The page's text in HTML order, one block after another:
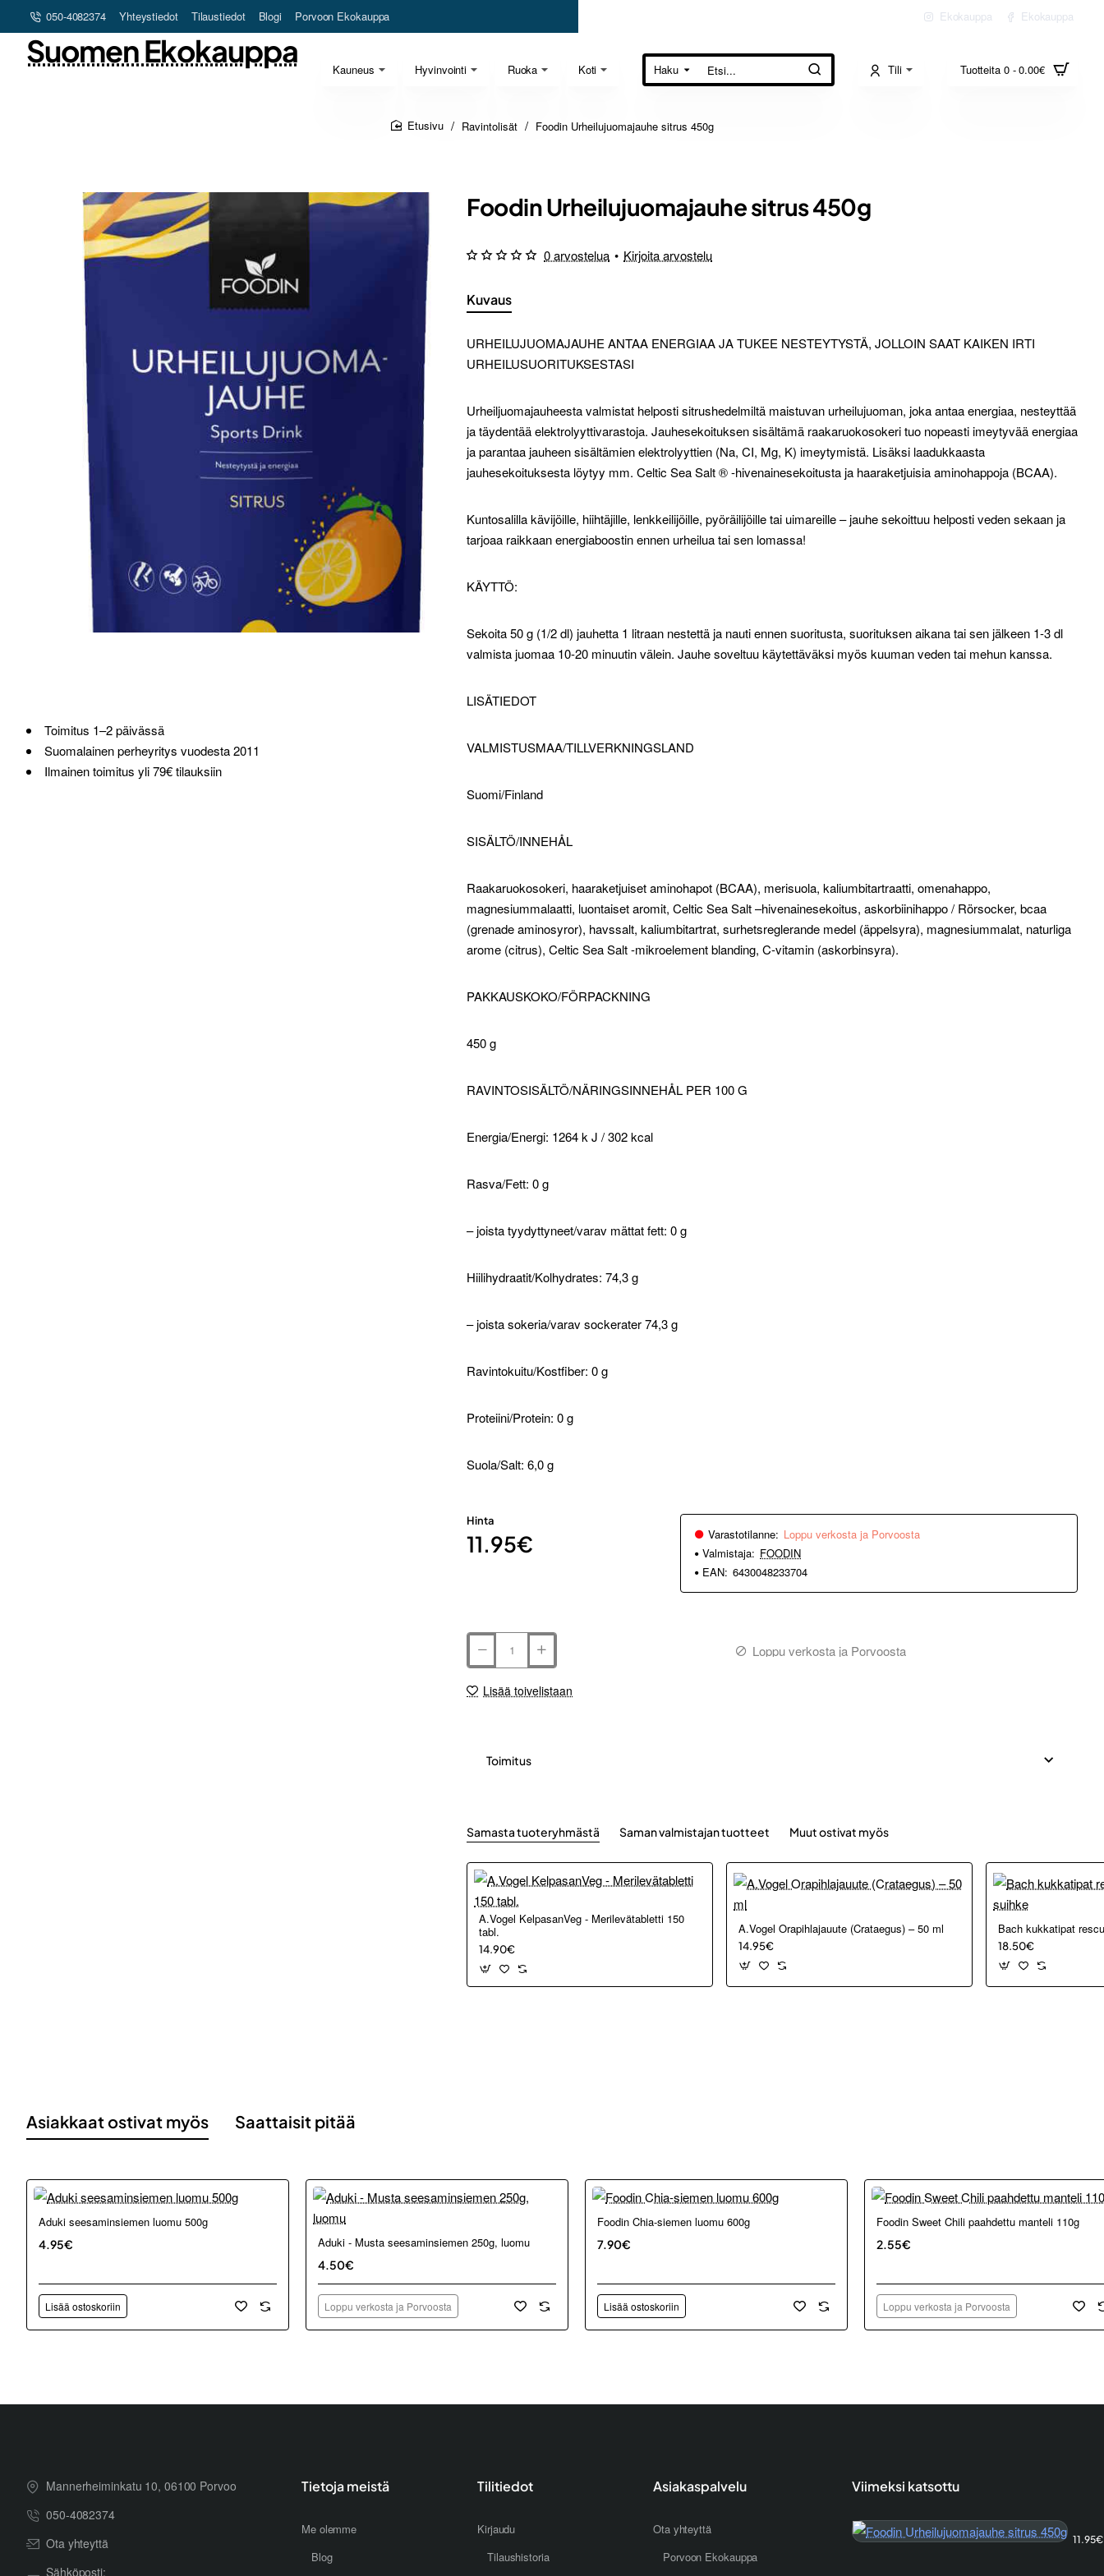
050-4082374 Yhteystiedot Tilaustiedot Blogi Porvoon Ekokauppa Ekokauppa Ekokauppa
Kauneus Hyvinvointi Ruoka Koti
Suomen Ekokauppa
Haku
Etsi... Tili Tuotteita 0 - 0.00€
Ravintolisät Foodin Urheilujuomajauhe sitrus 450g
Toimitus 1–2 päivässä
Suomalainen perheyritys vuodesta 2011
Ilmainen toimitus yli 79€ tilauksiin
Foodin Urheilujuomajauhe sitrus 450g
Kuvaus
URHEILUJUOMAJAUHE ANTAA ENERGIAA JA TUKEE NESTEYTYSTÄ, JOLLOIN SAAT KAIKEN IRTI
URHEILUSUORITUKSESTASI
Urheiljuomajauheesta valmistat helposti sitrushedelmiltä maistuvan urheilujuoman, joka antaa energiaa, nesteyttää
ja täydentää elektrolyyttivarastoja. Jauhesekoituksen sisältämä raakaruokosokeri tuo nopeasti imeytyvää energiaa
ja parantaa jauheen sisältämien elektrolyyttien (Na, CI, Mg, K) imeytymistä. Lisäksi laadukkaasta
jauhesekoituksesta löytyy mm. Celtic Sea Salt ® -hivenainesekoitusta ja haaraketjuisia aminohappoja (BCAA).
Kuntosalilla kävijöille, hiihtäjille, lenkkeilijöille, pyöräilijöille tai uimareille – jauhe sekoittuu helposti veden sekaan ja
tarjoaa raikkaan energiaboostin ennen urheilua tai sen lomassa!
KÄYTTÖ:
Sekoita 50 g (1/2 dl) jauhetta 1 litraan nestettä ja nauti ennen suoritusta, suorituksen aikana tai sen jälkeen 1-3 dl
valmista juomaa 10-20 minuutin välein. Jauhe soveltuu käytettäväksi myös kuuman veden tai mehun kanssa.
LISÄTIEDOT
VALMISTUSMAA/TILLVERKNINGSLAND
Suomi/Finland
SISÄLTÖ/INNEHÅL
Raakaruokosokeri, haaraketjuiset aminohapot (BCAA), merisuola, kaliumbitartraatti, omenahappo,
magnesiummalaatti, luontaiset aromit, Celtic Sea Salt –hivenainesekoitus, askorbiinihappo / Rörsocker, bcaa
(grenade aminosyror), havssalt, kaliumbitartrat, surhetsreglerande medel (äppelsyra), magnesiummalat, naturliga
arome (citrus), Celtic Sea Salt -mikroelement blanding, C-vitamin (askorbinsyra).
PAKKAUSKOKO/FÖRPACKNING
450 g
RAVINTOSISÄLTÖ/NÄRINGSINNEHÅL PER 100 G
Energia/Energi: 1264 k J / 302 kcal
Rasva/Fett: 0 g
– joista tyydyttyneet/varav mättat fett: 0 g
Hiilihydraatit/Kolhydrates: 74,3 g
– joista sokeria/varav sockerater 74,3 g
Ravintokuitu/Kostfiber: 0 g
Proteiini/Protein: 0 g
Suola/Salt: 6,0 g
0 arvostelua • Kirjoita arvostelu
Hinta
11.95€ Varastotilanne: Loppu verkosta ja Porvoosta
Valmistaja: FOODIN
EAN: 6430048233704
Loppu verkosta ja Porvoosta
Lisää toivelistaan
Toimitus
Samasta tuoteryhmästä Saman valmistajan tuotteet Muut ostivat myös
A.Vogel KelpasanVeg - Merilevätabletti 150
tabl.
14.90€
A.Vogel Orapihlajauute (Crataegus) – 50 ml
14.95€
Bach kukkatipat
18.50€
Asiakkaat ostivat myös Saattaisit pitää
Aduki seesaminsiemen luomu 500g
4.95€
Lisää ostoskoriin
Loppu verkosta ja Porvoosta
Aduki - Musta seesaminsiemen 250g, luomu
4.50€
Loppu verkosta ja Porvoosta
Foodin Chia-siemen luomu 600g
7.90€
Lisää ostoskoriin
Loppu verkosta ja Porvoosta
Foodin Sweet Chili paahdettu manteli 110g
2.55€
Loppu verkosta ja Porvoosta
Mannerheiminkatu 10, 06100 Porvoo
050-4082374
Ota yhteyttä
Sähköposti:
Tietoja meistä
Me olemme
Blog
Tilitiedot
Kirjaudu
Tilaushistoria
Asiakaspalvelu
Ota yhteyttä
Porvoon Ekokauppa
Viimeksi katsottu
11.95€